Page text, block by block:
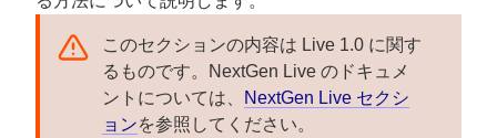
このセクションの内容は Live 1.0 に関す
るものです。NextGen Live のドキュメ
ントについては、
NextGen Live セクシ
ョンを参照してください。